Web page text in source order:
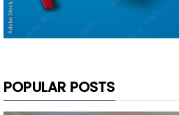
POPULAR POSTS